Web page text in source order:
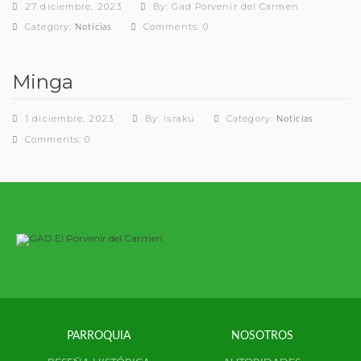
27 diciembre, 2023
By: Gad Porvenir del Carmen
Category: Noticias Comments: 0
Minga
1 diciembre, 2023 By: israku Category: Noticias
Comments: 0
PARROQUIA NOSOTROS